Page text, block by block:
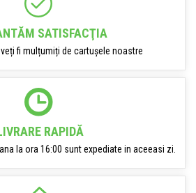
SATISFACŢIA
fi mulțumiți de cartușele noastre
RAPIDĂ
la ora 16:00 sunt expediate in aceeasi zi.